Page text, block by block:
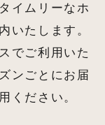
イムリーなホ
いたします。
でご利用いた
ンごとにお届
ください。